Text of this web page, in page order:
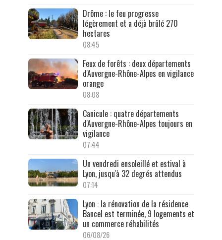
Drôme : le feu progresse
légèrement et a déjà brûlé 270
hectares
08:45
Feux de forêts : deux départements
d'Auvergne-Rhône-Alpes en vigilance
orange
08:08
Canicule : quatre départements
d'Auvergne-Rhône-Alpes toujours en
vigilance
07:44
Un vendredi ensoleillé et estival à
Lyon, jusqu'à 32 degrés attendus
07:14
Lyon : la rénovation de la résidence
Bancel est terminée, 9 logements et
un commerce réhabilités
06/08/26